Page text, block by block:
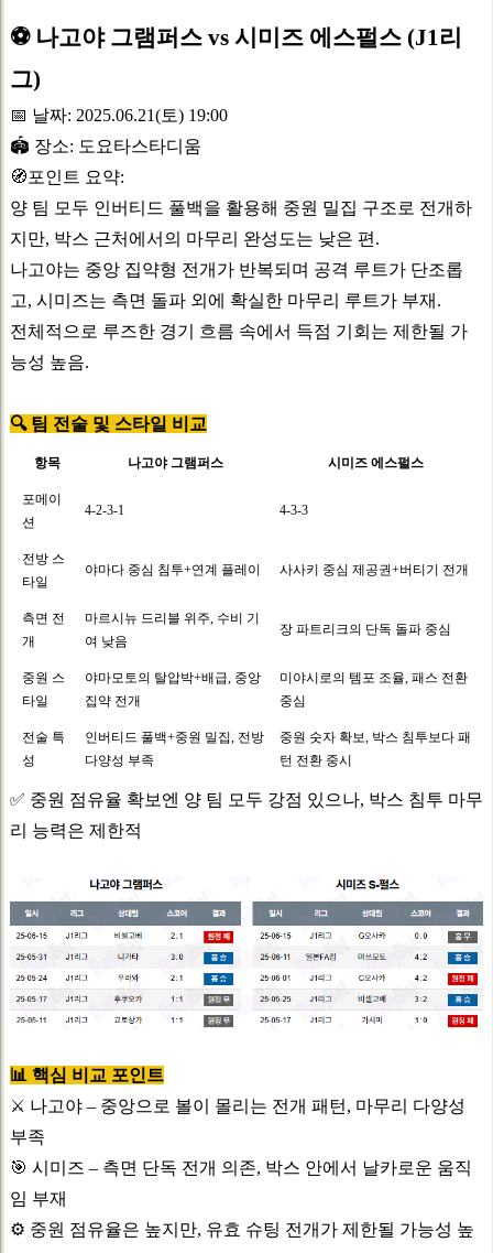
⚽️ 나고야 그램퍼스 vs 시미즈 에스펄스 (J1리
그)
📅 날짜: 2025.06.21(토) 19:00
🏟 장소: 도요타스타디움
🧭포인트 요약:
양 팀 모두 인버티드 풀백을 활용해 중원 밀집 구조로 전개하
지만, 박스 근처에서의 마무리 완성도는 낮은 편.
나고야는 중앙 집약형 전개가 반복되며 공격 루트가 단조롭
고, 시미즈는 측면 돌파 외에 확실한 마무리 루트가 부재.
전체적으로 루즈한 경기 흐름 속에서 득점 기회는 제한될 가
능성 높음.
🔍 팀 전술 및 스타일 비교
항목 나고야 그램퍼스 시미즈 에스펄스
포메이
션
4-2-3-1 4-3-3
전방 스
타일
야마다 중심 침투+연계 플레이 사사키 중심 제공권+버티기 전개
측면 전
개
마르시뉴 드리블 위주, 수비 기
여 낮음
장 파트리크의 단독 돌파 중심
중원 스
타일
야마모토의 탈압박+배급, 중앙
집약 전개
미야시로의 템포 조율, 패스 전환
중심
전술 특
성
인버티드 풀백+중원 밀집, 전방
다양성 부족
중원 숫자 확보, 박스 침투보다 패
턴 전환 중시
✅ 중원 점유율 확보엔 양 팀 모두 강점 있으나, 박스 침투 마무
리 능력은 제한적
📊 핵심 비교 포인트
⚔️ 나고야 – 중앙으로 볼이 몰리는 전개 패턴, 마무리 다양성
부족
🎯 시미즈 – 측면 단독 전개 의존, 박스 안에서 날카로운 움직
임 부재
⚙️ 중원 점유율은 높지만, 유효 슈팅 전개가 제한될 가능성 높